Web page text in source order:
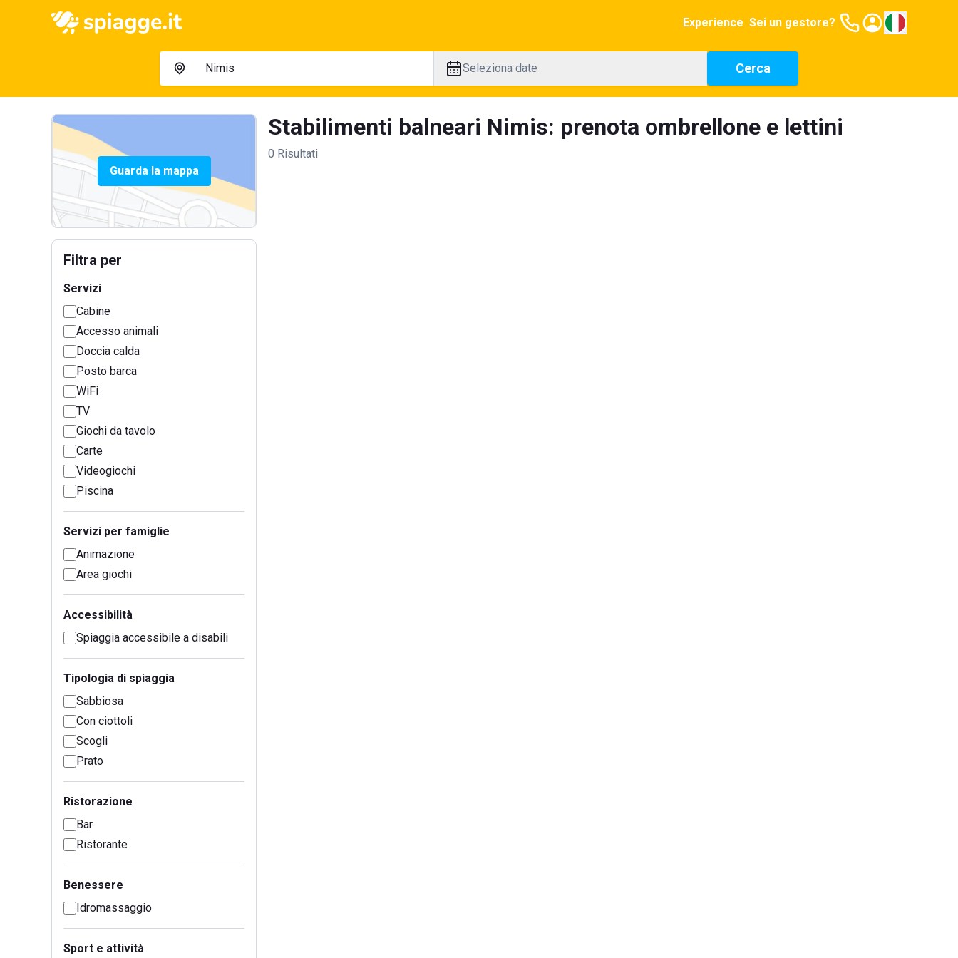
Experience Sei un gestore?
Seleziona date Cerca
Guarda la mappa
Filtra per
Servizi
Cabine
Accesso animali
Doccia calda
Posto barca
WiFi
TV
Giochi da tavolo
Carte
Videogiochi
Piscina
Servizi per famiglie
Animazione
Area giochi
Accessibilità
Spiaggia accessibile a disabili
Tipologia di spiaggia
Sabbiosa
Con ciottoli
Scogli
Prato
Ristorazione
Bar
Ristorante
Benessere
Idromassaggio
Sport e attività
Stabilimenti balneari Nimis: prenota ombrellone e lettini
0 Risultati